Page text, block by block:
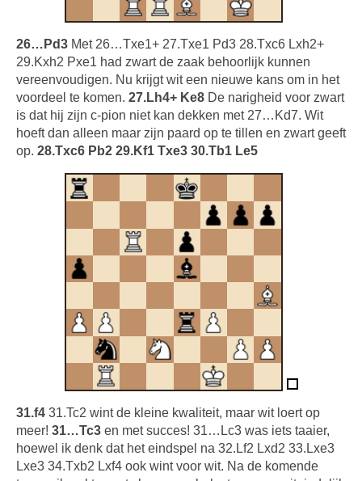
26…Pd3 Met 26…Txe1+ 27.Txe1 Pd3 28.Txc6 Lxh2+
29.Kxh2 Pxe1 had zwart de zaak behoorlijk kunnen
vereenvoudigen. Nu krijgt wit een nieuwe kans om in het
voordeel te komen. 27.Lh4+ Ke8 De narigheid voor zwart
is dat hij zijn c-pion niet kan dekken met 27…Kd7. Wit
hoeft dan alleen maar zijn paard op te tillen en zwart geeft
op. 28.Txc6 Pb2 29.Kf1 Txe3 30.Tb1 Le5
31.f4 31.Tc2 wint de kleine kwaliteit, maar wit loert op
meer! 31…Tc3 en met succes! 31…Lc3 was iets taaier,
hoewel ik denk dat het eindspel na 32.Lf2 Lxd2 33.Lxe3
Lxe3 34.Txb2 Lxf4 ook wint voor wit. Na de komende